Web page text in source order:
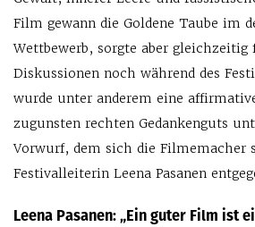
Film gewann die Goldene Taube im
Wettbewerb, sorgte aber gleichzeitig
Diskussionen noch während des
wurde unter anderem eine
zugunsten rechten Gedankenguts
Vorwurf, dem sich die Filmemacher
Festivalleiterin Leena Pasanen
Leena Pasanen: „Ein guter Film ist